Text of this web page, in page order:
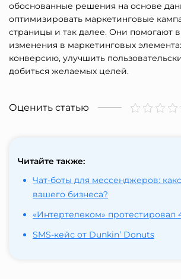
обоснованные решения на основе
оптимизировать маркетинговые
страницы и так далее. Они помогают
изменения в маркетинговых
конверсию, улучшить
добиться желаемых целей.
Оценить статью
Читайте также:
Чат-боты для мессенджеров:
вашего бизнеса?
«Интертелеком» протестировал
SMS-кейс от Dunkin’ Donuts